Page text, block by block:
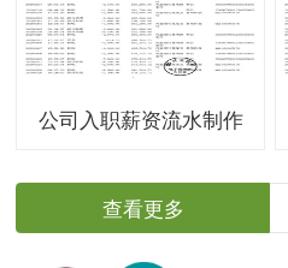
公司入职薪资流水制作
查看更多